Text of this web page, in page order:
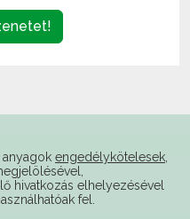
hivatkozás elhelyezésével
fel.